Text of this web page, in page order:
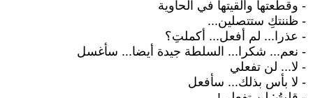
- وقطّعتها وألقيتها في الحاوية
- ظننتكِ ستتصلين...
- عذرا... لم أفعل... أكملتِ؟
- نعم... شكرا... السلطة جيدة أيضا... سأغسل
- لا... لن تفعلي
- لا بأس بذلك... سأفعل